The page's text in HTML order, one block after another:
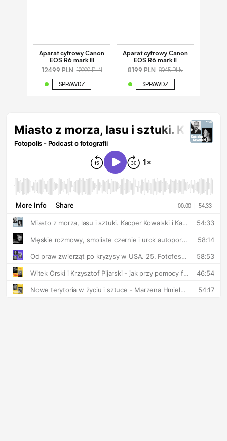
Aparat cyfrowy Canon
EOS R6 mark III
12499 PLN 12999 PLN
SPRAWDŹ
Aparat cyfrowy Canon
EOS R6 mark II
8199 PLN 8945 PLN
SPRAWDŹ